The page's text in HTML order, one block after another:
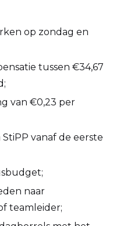
op zondag en
tussen €34,67
van €0,23 per
vanaf de eerste
naar
teamleider;